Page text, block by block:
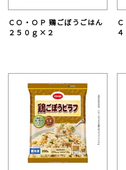
ＣＯ・ＯＰ 鶏ごぼうごはん
２５０ｇ×２